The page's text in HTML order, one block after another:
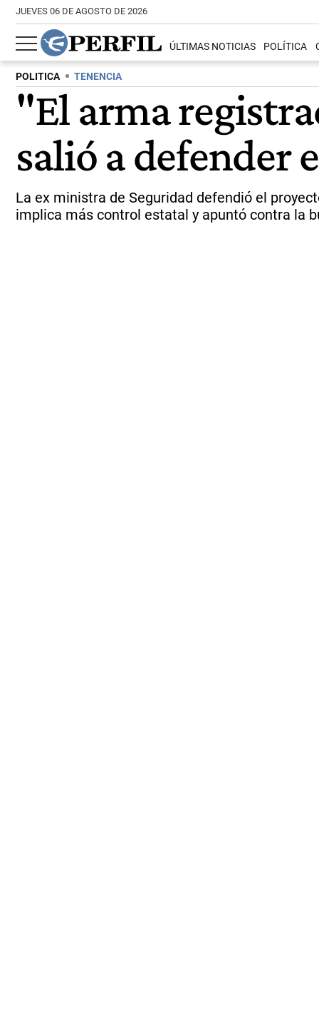
JUEVES 06 DE AGOSTO DE 2026
ÚLTIMAS NOTICIAS POLÍTICA
POLITICA TENENCIA
"El arma
salió a defender
La ex ministra de Seguridad defendió el
implica más control estatal y apuntó contra la